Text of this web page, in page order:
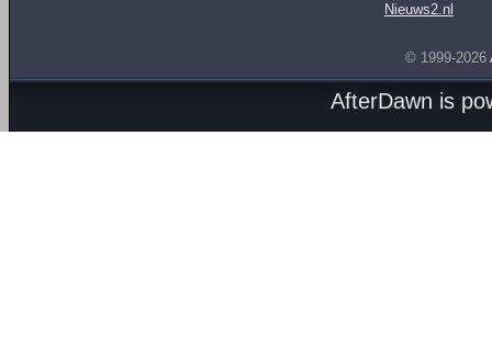
Nieuws2.nl
© 1999-2026
AfterDawn is